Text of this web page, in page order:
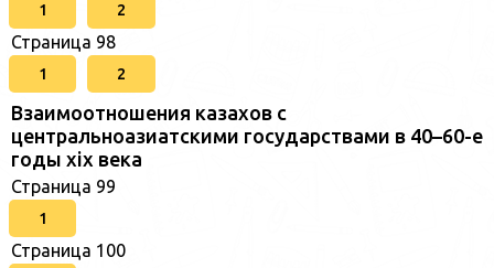
1 2
Страница 98
1 2
Взаимоотношения казахов с
центральноазиатскими государствами в 40–60-е
годы xix века
Страница 99
1
Страница 100